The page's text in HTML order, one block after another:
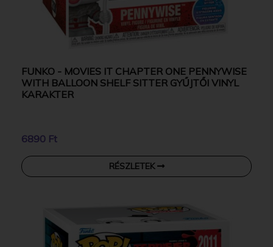
FUNKO - MOVIES IT CHAPTER ONE PENNYWISE
WITH BALLOON SHELF SITTER GYŰJTŐI VINYL
KARAKTER
6890 Ft
RÉSZLETEK